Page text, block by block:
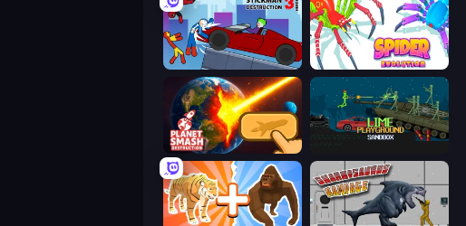
Stickman Destruction 3 Heroes Spider Evolution: Runner Game
Planet Smash Destruction